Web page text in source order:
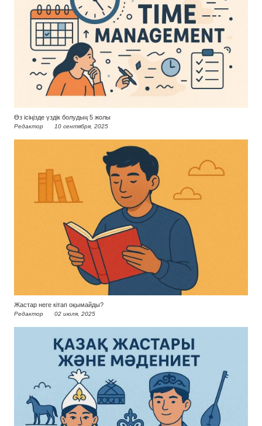
Өз ісіңізде үздік болудың 5 жолы
Редактор 10 сентября, 2025
Жастар неге кітап оқымайды?
Редактор 02 июля, 2025